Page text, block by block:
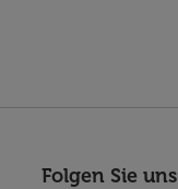
Folgen Sie uns